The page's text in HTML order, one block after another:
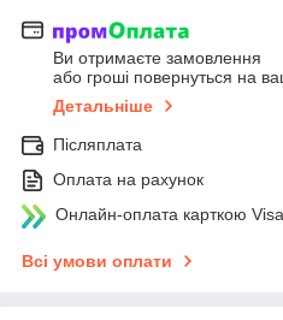
Ви отримаєте замовлення
або гроші повернуться на
Детальніше
Післяплата
Оплата на рахунок
Онлайн-оплата карткою
Всі умови оплати